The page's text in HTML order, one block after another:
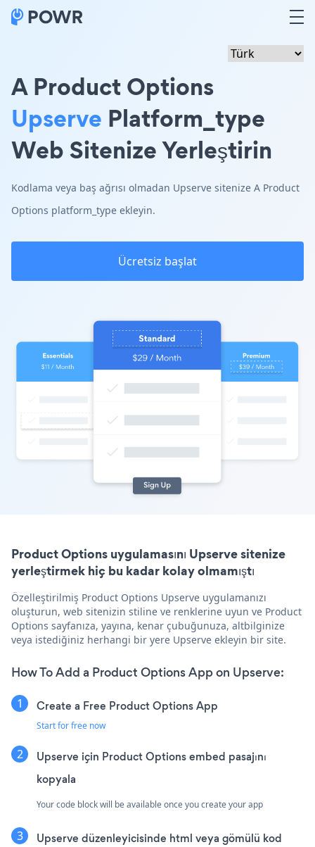
A Product Options
Upserve Platform_type
Web Sitenize Yerleştirin
Kodlama veya baş ağrısı olmadan Upserve sitenize A Product
Options platform_type ekleyin.
Ücretsiz başlat
Product Options uygulamasını Upserve sitenize
yerleştirmek hiç bu kadar kolay olmamıştı
Özelleştirilmiş Product Options Upserve uygulamanızı
oluşturun, web sitenizin stiline ve renklerine uyun ve Product
Options sayfanıza, yayına, kenar çubuğunuza, altbilginize
veya istediğiniz herhangi bir yere Upserve ekleyin bir site.
How To Add a Product Options App on Upserve:
Create a Free Product Options App
Start for free now
Upserve için Product Options embed pasajını
kopyala
Your code block will be available once you create your app
Upserve düzenleyicisinde html veya gömülü kod